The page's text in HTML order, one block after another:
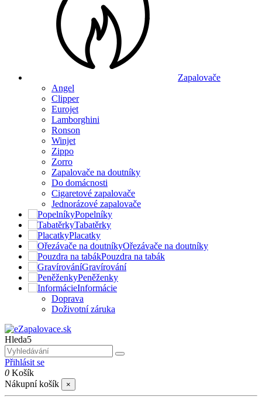
Zapalovače
Angel
Clipper
Eurojet
Lamborghini
Ronson
Winjet
Zippo
Zorro
Zapalovače na doutníky
Do domácnosti
Cigaretové zapalovače
Jednorázové zapalovače
Popelníky
Tabatěrky
Placatky
Ořezávače na doutníky
Pouzdra na tabák
Gravírování
Peněženky
Informácie
Doprava
Doživotní záruka
Hleda5
Přihlásit se
0 Košík
Nákupní košík
×